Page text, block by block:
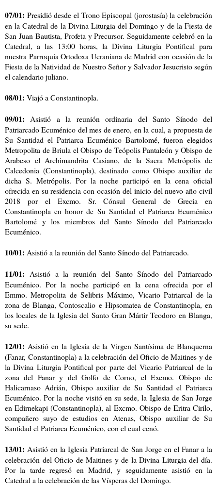
07/01: Presidió desde el Trono Episcopal (jorostasía) la celebración
en la Catedral de la Divina Liturgia del Domingo y de la Fiesta de
San Juan Bautista, Profeta y Precursor. Seguidamente celebró en la
Catedral, a las 13:00 horas, la Divina Liturgia Pontifical para
nuestra Parroquia Ortodoxa Ucraniana de Madrid con ocasión de la
Fiesta de la Natividad de Nuestro Señor y Salvador Jesucristo según
el calendario juliano.
08/01: Viajó a Constantinopla.
09/01:Asistió a la reunión ordinaria del Santo Sínodo del
Patriarcado Ecuménico del mes de enero, en la cual, a propuesta de
Su Santidad el Patriarca Ecuménico Bartolomé, fueron elegidos
Metropolita de Briula el Obispo de Teópolis Pantaleón y Obispo de
Arabeso el Archimandrita Casiano, de la Sacra Metrópolis de
Calcedonia (Constantinopla), destinado como Obispo auxiliar de
dicha S. Metrópolis. Por la noche participó en la cena oficial
ofrecida en su residencia con ocasión del inicio del nuevo año civil
2018 por el Excmo. Sr. Cónsul General de Grecia en
Constantinopla en honor de Su Santidad el Patriarca Ecuménico
Bartolomé y los miembros del Santo Sínodo del Patriarcado
Ecuménico.
10/01: Asistió a la reunión del Santo Sínodo del Patriarcado.
11/01: Asistió a la reunión del Santo Sínodo del Patriarcado
Ecuménico. Por la noche participó en la cena ofrecida por el
Emmo. Metropolita de Selibris Máximo, Vicario Patriarcal de la
zona de Blanga, Contoscalio e Hipsomatea de Constantinopla, en
los locales de la Iglesia del Santo Gran Mártir Teodoro en Blanga,
su sede.
12/01: Asistió en la Iglesia de la Virgen Santísima de Blanquerna
(Fanar, Constantinopla) a la celebración del Oficio de Maitines y de
la Divina Liturgia Pontifical por parte del Vicario Patriarcal de la
zona del Fanar y del Golfo de Corno, el Excmo. Obispo de
Halicarnaso Adrián, Obispo auxiliar de Su Santidad el Patriarca
Ecuménico. Por la noche visitó en su sede, la Iglesia de San Jorge
en Edirnekapi (Constantinopla), al Excmo. Obispo de Eritra Cirilo,
compañero suyo de estudios en Atenas, Obispo auxiliar de Su
Santidad el Patriarca Ecuménico, con el cual cenó.
13/01:Asistió en la Iglesia Patriarcal de San Jorge en el Fanar a la
celebración del Oficio de Maitines y de la Divina Liturgia del día.
Por la tarde regresó en Madrid, y seguidamente asistió en la
Catedral a la celebración de las Vísperas del Domingo.